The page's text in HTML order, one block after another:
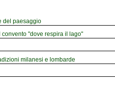
del paesaggio
"dove respira il lago"
milanesi e lombarde